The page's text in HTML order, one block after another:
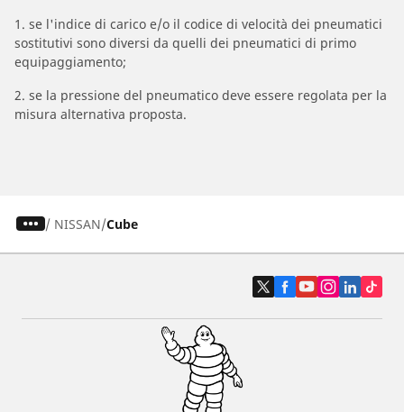
1. se l'indice di carico e/o il codice di velocità dei pneumatici
sostitutivi sono diversi da quelli dei pneumatici di primo
equipaggiamento;
2. se la pressione del pneumatico deve essere regolata per la
misura alternativa proposta.
/ NISSAN Cube